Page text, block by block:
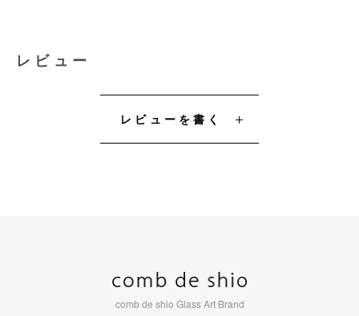
レビュー
レビューを書く
comb de shio Glass Art Brand